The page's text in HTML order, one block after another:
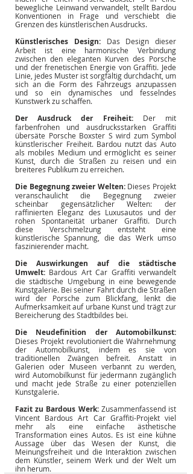
bewegliche Leinwand verwandelt, stellt Bardou
Konventionen in Frage und verschiebt die
Grenzen des künstlerischen Ausdrucks.
Künstlerisches Design:
Das Design dieser
Arbeit ist eine harmonische Verbindung
zwischen den eleganten Kurven des Porsche
und der frenetischen Energie von Graffiti. Jede
Linie, jedes Muster ist sorgfältig durchdacht, um
sich an die Form des Fahrzeugs anzupassen
und so ein dynamisches und fesselndes
Kunstwerk zu schaffen.
Der Ausdruck der Freiheit:
Der mit
farbenfrohen und ausdrucksstarken Graffiti
übersäte Porsche Boxster S wird zum Symbol
künstlerischer Freiheit. Bardou nutzt das Auto
als mobiles Medium und ermöglicht es seiner
Kunst, durch die Straßen zu reisen und ein
breiteres Publikum zu erreichen.
Die Begegnung zweier Welten: Dieses Projekt
veranschaulicht die Begegnung zweier
scheinbar gegensätzlicher Welten: der
raffinierten Eleganz des Luxusautos und der
rohen Spontaneität urbaner Graffiti. Durch
diese Verschmelzung entsteht eine
künstlerische Spannung, die das Werk umso
faszinierender macht.
Die Auswirkungen auf die städtische
Umwelt: Bardous Art Car Graffiti verwandelt
die städtische Umgebung in eine bewegende
Kunstgalerie. Bei seiner Fahrt durch die Straßen
wird der Porsche zum Blickfang, lenkt die
Aufmerksamkeit auf urbane Kunst und trägt zur
Bereicherung des Stadtbildes bei.
Die Neudefinition der Automobilkunst:
Dieses Projekt revolutioniert die Wahrnehmung
der Automobilkunst, indem es sie von
traditionellen Zwängen befreit. Anstatt in
Galerien oder Museen verbannt zu werden,
wird Automobilkunst für jedermann zugänglich
und macht jede Straße zu einer potenziellen
Kunstgalerie.
Fazit zu Bardous Werk: Zusammenfassend ist
Vincent Bardous Art Car Graffiti-Projekt viel
mehr als eine einfache ästhetische
Transformation eines Autos. Es ist eine kühne
Aussage über das Wesen der Kunst, die
Meinungsfreiheit und die Interaktion zwischen
dem Künstler, seinem Werk und der Welt um
ihn herum.